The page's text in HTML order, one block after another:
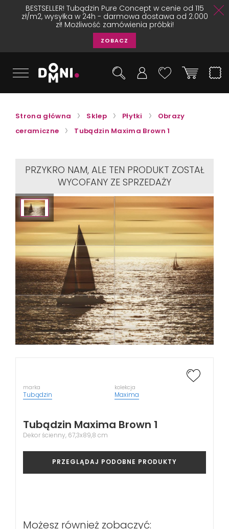
BESTSELLER! Tubądzin Pure Concept w cenie od 115
zł/m2, wysyłka w 24h - darmowa dostawa od 2.000
zł! Możliwość zamówienia próbki!
ZOBACZ
Strona główna Sklep Płytki
Obrazy
ceramiczne
Tubądzin Maxima Brown 1
PRZYKRO NAM, ALE TEN PRODUKT ZOSTAŁ
WYCOFANY ZE SPRZEDAŻY
marka
Tubądzin
kolekcja
Maxima
Tubądzin Maxima Brown 1
Dekor ścienny, 67,3x89,8 cm
PRZEGLĄDAJ PODOBNE PRODUKTY
Możesz również zobaczyć: